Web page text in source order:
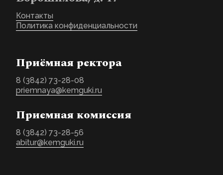
Контакты
Политика конфиденциальности
Приёмная ректора
8 (3842) 73-28-08
priemnaya@kemguki.ru
Приемная комиссия
8 (3842) 73-28-56
abitur@kemguki.ru